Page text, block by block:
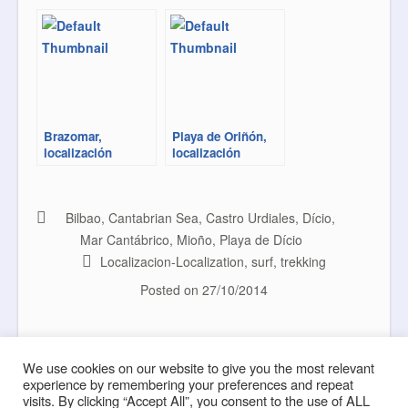
Brazomar,
localización
Playa de Oriñón,
localización
Bilbao, Cantabrian Sea, Castro Urdiales, Dício,
Mar Cantábrico, Mioño, Playa de Dício
Localizacion-Localization, surf, trekking
Posted on 27/10/2014
olas. Comienzo
We use cookies on our website to give you the most relevant
experience by remembering your preferences and repeat
visits. By clicking “Accept All”, you consent to the use of ALL